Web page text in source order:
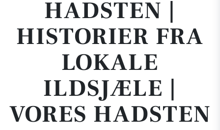
HADSTEN |
HISTORIER FRA
LOKALE
ILDSJÆLE |
VORES HADSTEN